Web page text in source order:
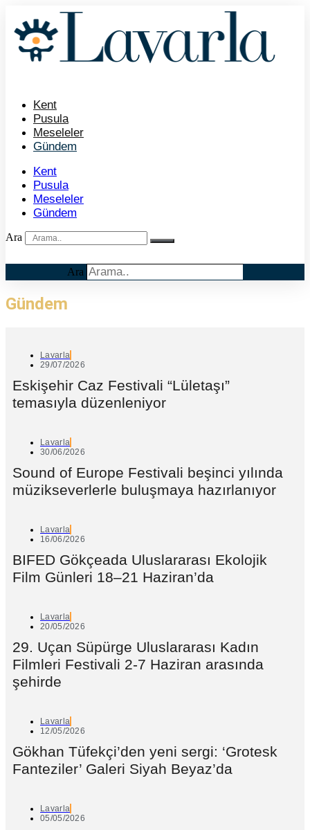
Kent
Pusula
Meseleler
Gündem
Kent
Pusula
Meseleler
Gündem
Ara
Ara
Gündem
Lavarla
29/07/2026
Eskişehir Caz Festivali “Lületaşı”
temasıyla düzenleniyor
Lavarla
30/06/2026
Sound of Europe Festivali beşinci yılında
müzikseverlerle buluşmaya hazırlanıyor
Lavarla
16/06/2026
BIFED Gökçeada Uluslararası Ekolojik
Film Günleri 18–21 Haziran’da
Lavarla
20/05/2026
29. Uçan Süpürge Uluslararası Kadın
Filmleri Festivali 2-7 Haziran arasında
şehirde
Lavarla
12/05/2026
Gökhan Tüfekçi’den yeni sergi: ‘Grotesk
Fanteziler’ Galeri Siyah Beyaz’da
Lavarla
05/05/2026